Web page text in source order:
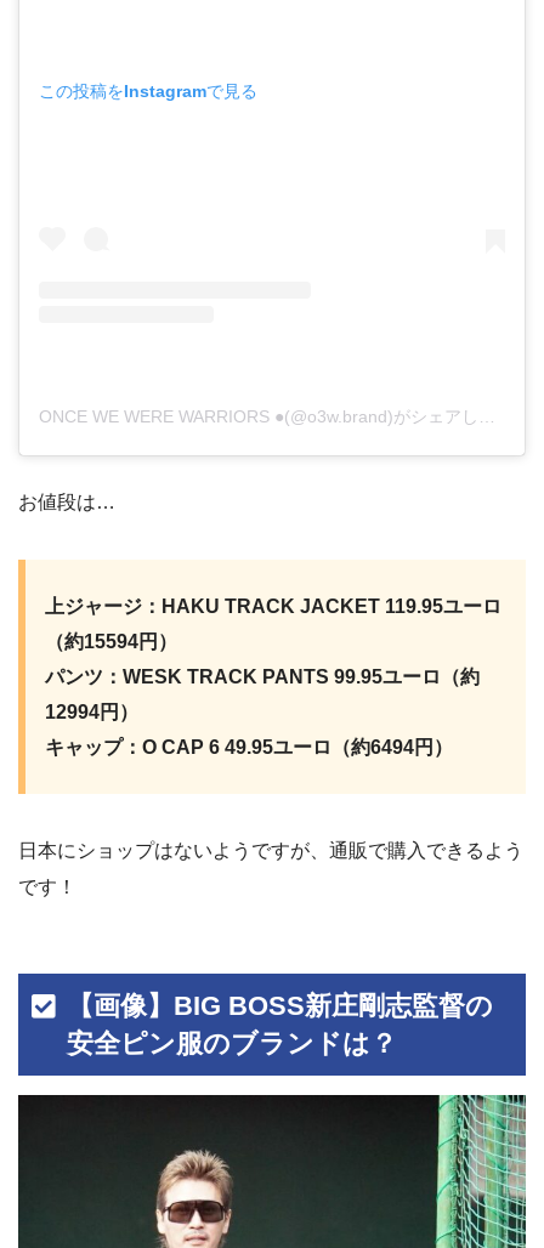
この投稿をInstagramで見る
お値段は…
上ジャージ：HAKU TRACK JACKET 119.95ユーロ
（約15594円）
パンツ：WESK TRACK PANTS 99.95ユーロ（約
12994円）
キャップ：O CAP 6 49.95ユーロ（約6494円）
日本にショップはないようですが、通販で購入できるよう
です！
【画像】BIG BOSS新庄剛志監督の
安全ピン服のブランドは？